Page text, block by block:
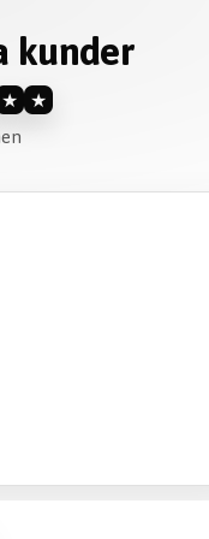
kunder
★ ★
en bra tid att vänta